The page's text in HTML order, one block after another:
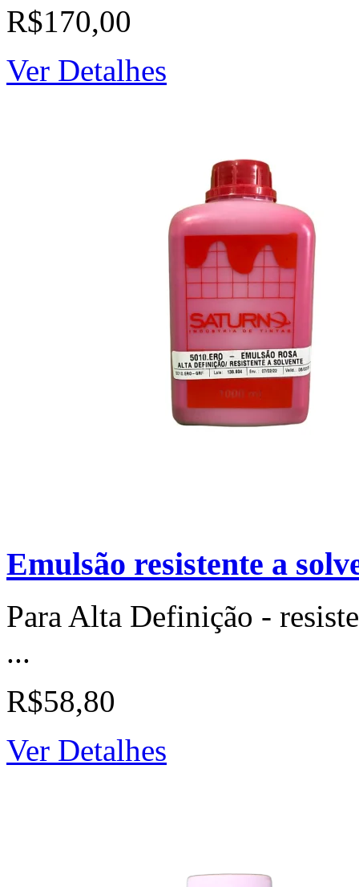
R$170,00
Ver Detalhes
Emulsão resistente a
Para Alta Definição -
...
R$58,80
Ver Detalhes